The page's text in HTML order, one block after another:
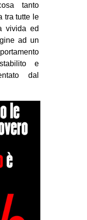
tanto
tra tutte le
vivida ed
ad un
e
dal